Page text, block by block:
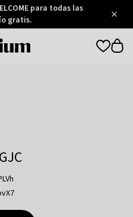
para todas las
gratis.